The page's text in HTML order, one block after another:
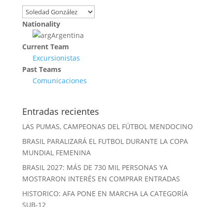
Nationality
Argentina
Current Team
Excursionistas
Past Teams
Comunicaciones
Entradas recientes
LAS PUMAS, CAMPEONAS DEL FÚTBOL MENDOCINO
BRASIL PARALIZARÁ EL FUTBOL DURANTE LA COPA
MUNDIAL FEMENINA
BRASIL 2027: MÁS DE 730 MIL PERSONAS YA
MOSTRARON INTERÉS EN COMPRAR ENTRADAS
HISTORICO: AFA PONE EN MARCHA LA CATEGORÍA
SUB-12